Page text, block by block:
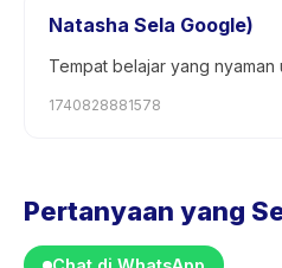
Natasha Sela Google)
Tempat belajar yang nyaman
1740828881578
Pertanyaan yang